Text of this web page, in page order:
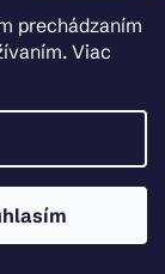
prechádzaním
Viac